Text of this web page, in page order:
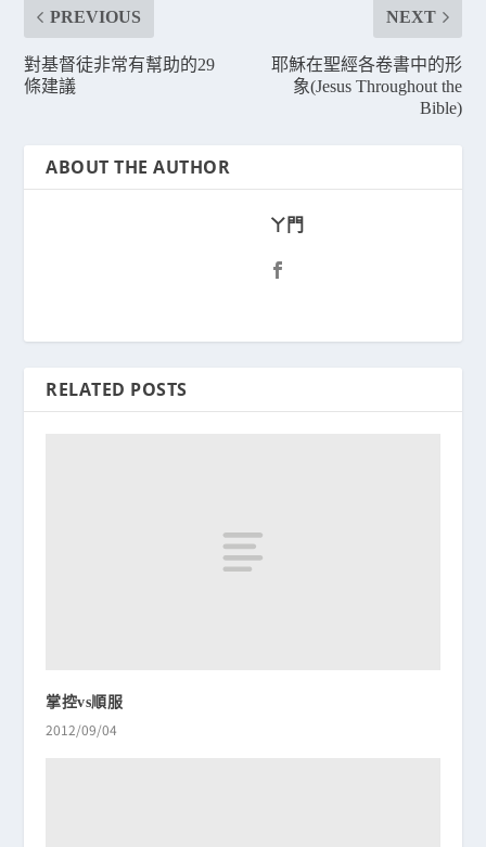
PREVIOUS
對基督徒非常有幫助的29
條建議
NEXT
耶穌在聖經各卷書中的形
象(Jesus Throughout the
Bible)
ABOUT THE AUTHOR
ㄚ門
RELATED POSTS
掌控vs順服
2012/09/04